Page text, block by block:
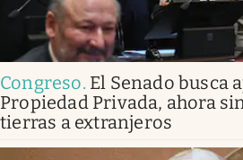
Congreso. El Senado busca
Propiedad Privada, ahora
tierras a extranjeros